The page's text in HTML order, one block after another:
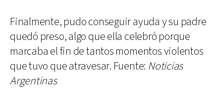
Finalmente, pudo conseguir ayuda y su padre
quedó preso, algo que ella celebró porque
marcaba el fin de tantos momentos violentos
que tuvo que atravesar. Fuente: Noticias
Argentinas